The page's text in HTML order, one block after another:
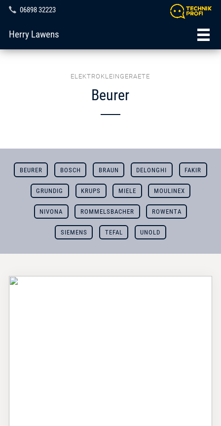
06898 32223
Herry Lawens
ELEKTROKLEINGERAETE
Beurer
BEURER BOSCH BRAUN DELONGHI FAKIR
GRUNDIG KRUPS MIELE MOULINEX
NIVONA ROMMELSBACHER ROWENTA
SIEMENS TEFAL UNOLD